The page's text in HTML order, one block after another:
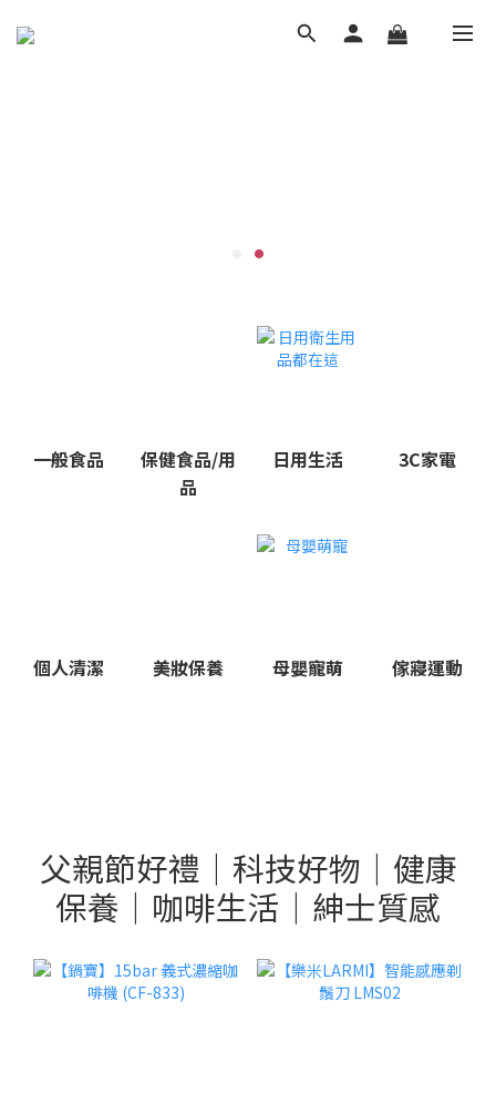
一般食品
保健食品/用
品
日用生活 3C家電
個人清潔 美妝保養 母嬰寵萌 傢寢運動
父親節好禮｜科技好物｜健康
保養｜咖啡生活｜紳士質感